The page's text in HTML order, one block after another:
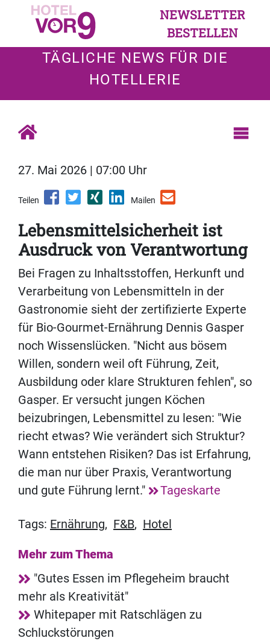
NEWSLETTER
BESTELLEN
TÄGLICHE NEWS FÜR DIE
HOTELLERIE
27. Mai 2026 | 07:00 Uhr
Teilen Mailen
Lebensmittelsicherheit ist
Ausdruck von Verantwortung
Bei Fragen zu Inhaltsstoffen, Herkunft und
Verarbeitung von Lebensmitteln in der
Gastronomie sieht der zertifizierte Experte
für Bio-Gourmet-Ernährung Dennis Gasper
noch Wissenslücken. "Nicht aus bösem
Willen, sondern weil oft Führung, Zeit,
Ausbildung oder klare Strukturen fehlen", so
Gasper. Er versucht jungen Köchen
beizubringen, Lebensmittel zu lesen: "Wie
riecht etwas? Wie verändert sich Struktur?
Wann entstehen Risiken? Das ist Erfahrung,
die man nur über Praxis, Verantwortung
und gute Führung lernt."
Tageskarte
Tags: Ernährung, F&B, Hotel
Mehr zum Thema
"Gutes Essen im Pflegeheim braucht
mehr als Kreativität"
Whitepaper mit Ratschlägen zu
Schluckstörungen